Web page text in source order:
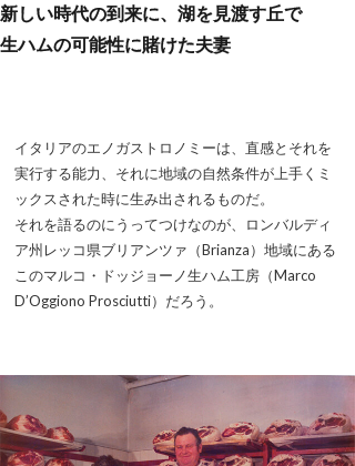
新しい時代の到来に、湖を見渡す丘で
生ハムの可能性に賭けた夫妻
イタリアのエノガストロノミーは、直感とそれを
実行する能力、それに地域の自然条件が上手くミ
ックスされた時に生み出されるものだ。
それを語るのにうってつけなのが、ロンバルディ
ア州レッコ県ブリアンツァ（Brianza）地域にある
このマルコ・ドッジョーノ生ハム工房（Marco
D’Oggiono Prosciutti）だろう。